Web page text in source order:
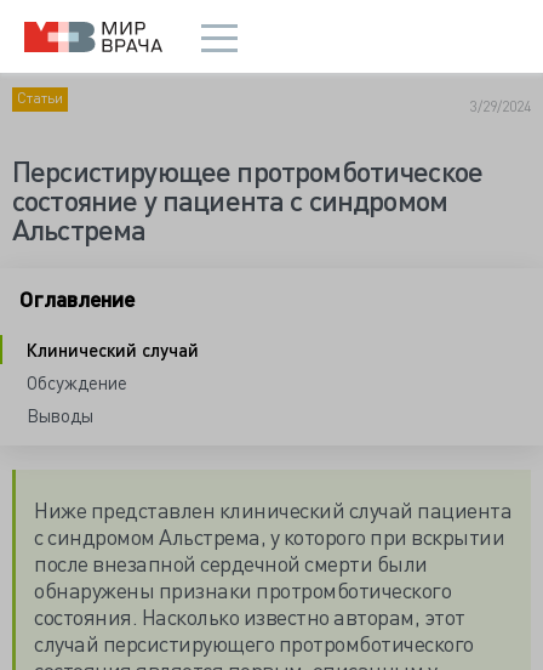
Статьи 3/29/2024
Персистирующее протромботическое
состояние у пациента с синдромом
Альстрема
Оглавление
Клинический случай
Обсуждение
Выводы
Ниже представлен клинический случай пациента
с синдромом Альстрема, у которого при вскрытии
после внезапной сердечной смерти были
обнаружены признаки протромботического
состояния. Насколько известно авторам, этот
случай персистирующего протромботического